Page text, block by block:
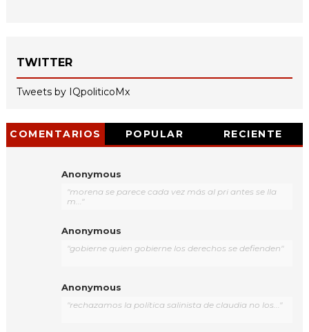
TWITTER
Tweets by IQpoliticoMx
COMENTARIOS POPULAR RECIENTE
Anonymous
"morena se parece cada vez más al pri antes se lla
m..."
Anonymous
"gobierne quien gobierne los derechos se defienden"
Anonymous
"rechazamos la política salinista de claudia no los..."